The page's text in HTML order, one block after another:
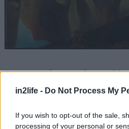
in2life - Do Not Process My
If you wish to opt-out of the sale,
processing of your personal or
Εμπνευσμένος από την
αυτός είναι ένας ακόμα
οφθαλμαπάτης. Ο